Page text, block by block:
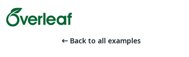
arrow_left_alt Back to all examples